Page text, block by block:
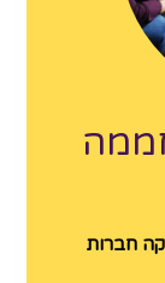
חברות